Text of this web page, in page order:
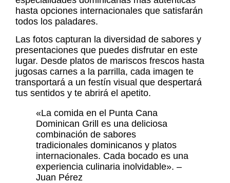
hasta opciones internacionales que satisfarán
todos los paladares.
Las fotos capturan la diversidad de sabores y
presentaciones que puedes disfrutar en este
lugar. Desde platos de mariscos frescos hasta
jugosas carnes a la parrilla, cada imagen te
transportará a un festín visual que despertará
tus sentidos y te abrirá el apetito.
«La comida en el Punta Cana
Dominican Grill es una deliciosa
combinación de sabores
tradicionales dominicanos y platos
internacionales. Cada bocado es una
experiencia culinaria inolvidable». –
Juan Pérez